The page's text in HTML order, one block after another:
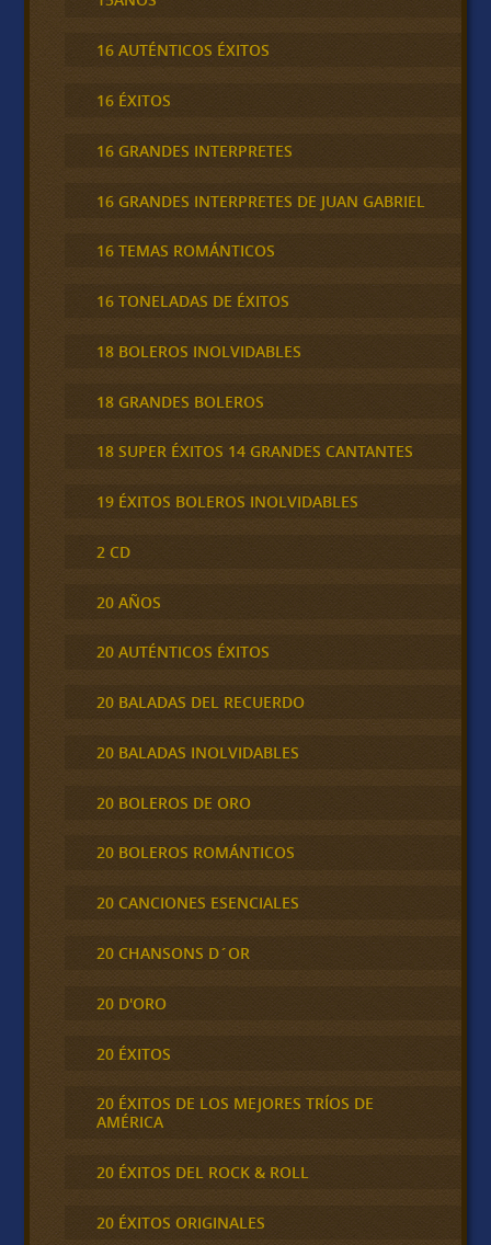
16 AUTÉNTICOS ÉXITOS
16 ÉXITOS
16 GRANDES INTERPRETES
16 GRANDES INTERPRETES DE JUAN GABRIEL
16 TEMAS ROMÁNTICOS
16 TONELADAS DE ÉXITOS
18 BOLEROS INOLVIDABLES
18 GRANDES BOLEROS
18 SUPER ÉXITOS 14 GRANDES CANTANTES
19 ÉXITOS BOLEROS INOLVIDABLES
2 CD
20 AÑOS
20 AUTÉNTICOS ÉXITOS
20 BALADAS DEL RECUERDO
20 BALADAS INOLVIDABLES
20 BOLEROS DE ORO
20 BOLEROS ROMÁNTICOS
20 CANCIONES ESENCIALES
20 CHANSONS D´OR
20 D'ORO
20 ÉXITOS
20 ÉXITOS DE LOS MEJORES TRÍOS DE
AMÉRICA
20 ÉXITOS DEL ROCK & ROLL
20 ÉXITOS ORIGINALES